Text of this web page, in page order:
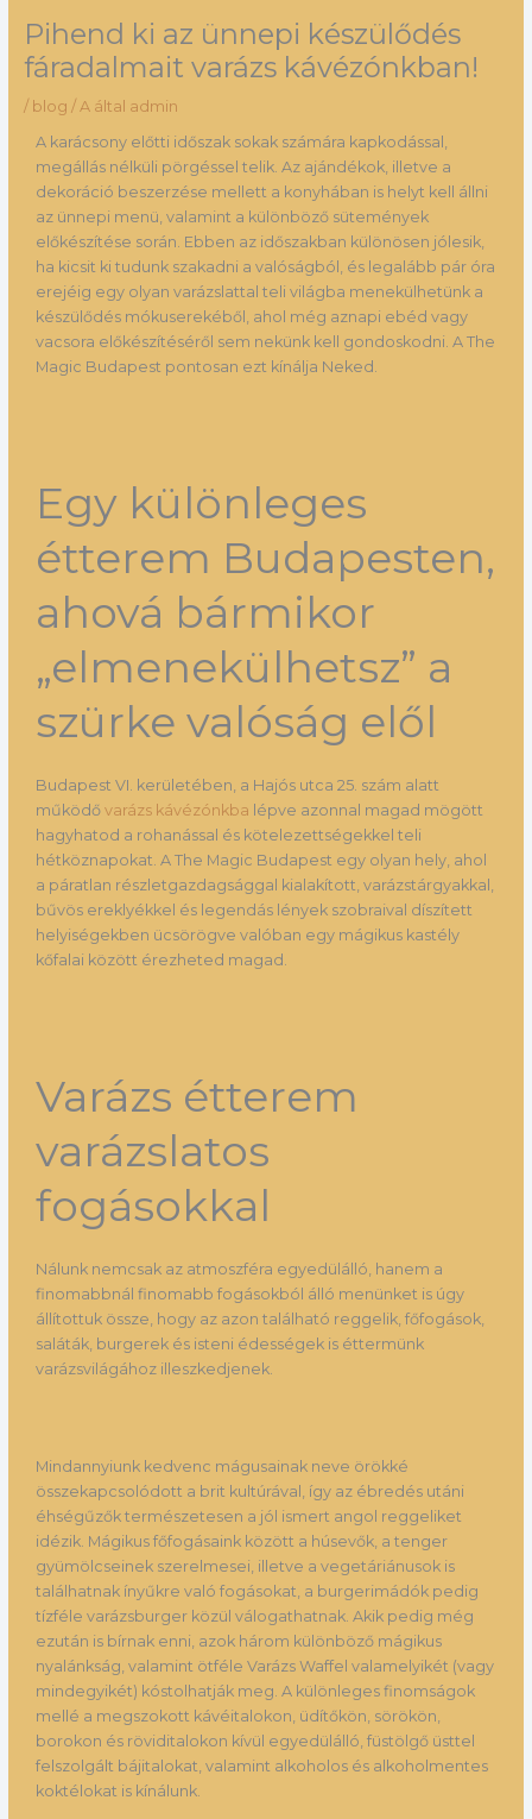
Pihend ki az ünnepi készülődés
fáradalmait varázs kávézónkban!
/ blog / A által admin
A karácsony előtti időszak sokak számára kapkodással,
megállás nélküli pörgéssel telik. Az ajándékok, illetve a
dekoráció beszerzése mellett a konyhában is helyt kell állni
az ünnepi menü, valamint a különböző sütemények
előkészítése során. Ebben az időszakban különösen jólesik,
ha kicsit ki tudunk szakadni a valóságból, és legalább pár óra
erejéig egy olyan varázslattal teli világba menekülhetünk a
készülődés mókuserekéből, ahol még aznapi ebéd vagy
vacsora előkészítéséről sem nekünk kell gondoskodni. A The
Magic Budapest pontosan ezt kínálja Neked.
Egy különleges
étterem Budapesten,
ahová bármikor
„elmenekülhetsz” a
szürke valóság elől
Budapest VI. kerületében, a Hajós utca 25. szám alatt
működő varázs kávézónkba lépve azonnal magad mögött
hagyhatod a rohanással és kötelezettségekkel teli
hétköznapokat. A The Magic Budapest egy olyan hely, ahol
a páratlan részletgazdagsággal kialakított, varázstárgyakkal,
bűvös ereklyékkel és legendás lények szobraival díszített
helyiségekben ücsörögve valóban egy mágikus kastély
kőfalai között érezheted magad.
Varázs étterem
varázslatos
fogásokkal
Nálunk nemcsak az atmoszféra egyedülálló, hanem a
finomabbnál finomabb fogásokból álló menünket is úgy
állítottuk össze, hogy az azon található reggelik, főfogások,
saláták, burgerek és isteni édességek is éttermünk
varázsvilágához illeszkedjenek.
Mindannyiunk kedvenc mágusainak neve örökké
összekapcsolódott a brit kultúrával, így az ébredés utáni
éhségűzők természetesen a jól ismert angol reggeliket
idézik. Mágikus főfogásaink között a húsevők, a tenger
gyümölcseinek szerelmesei, illetve a vegetáriánusok is
találhatnak ínyűkre való fogásokat, a burgerimádók pedig
tízféle varázsburger közül válogathatnak. Akik pedig még
ezután is bírnak enni, azok három különböző mágikus
nyalánkság, valamint ötféle Varázs Waffel valamelyikét (vagy
mindegyikét) kóstolhatják meg. A különleges finomságok
mellé a megszokott kávéitalokon, üdítőkön, sörökön,
borokon és röviditalokon kívül egyedülálló, füstölgő üsttel
felszolgált bájitalokat, valamint alkoholos és alkoholmentes
koktélokat is kínálunk.